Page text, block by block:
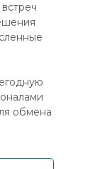
обмена